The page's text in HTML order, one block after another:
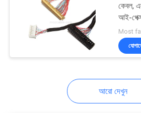
হাই স্পিড ইউএসবি
এক্সটেনশন কেবল
কেবল,
আই-
"বোর্ড
আরো দেখুন